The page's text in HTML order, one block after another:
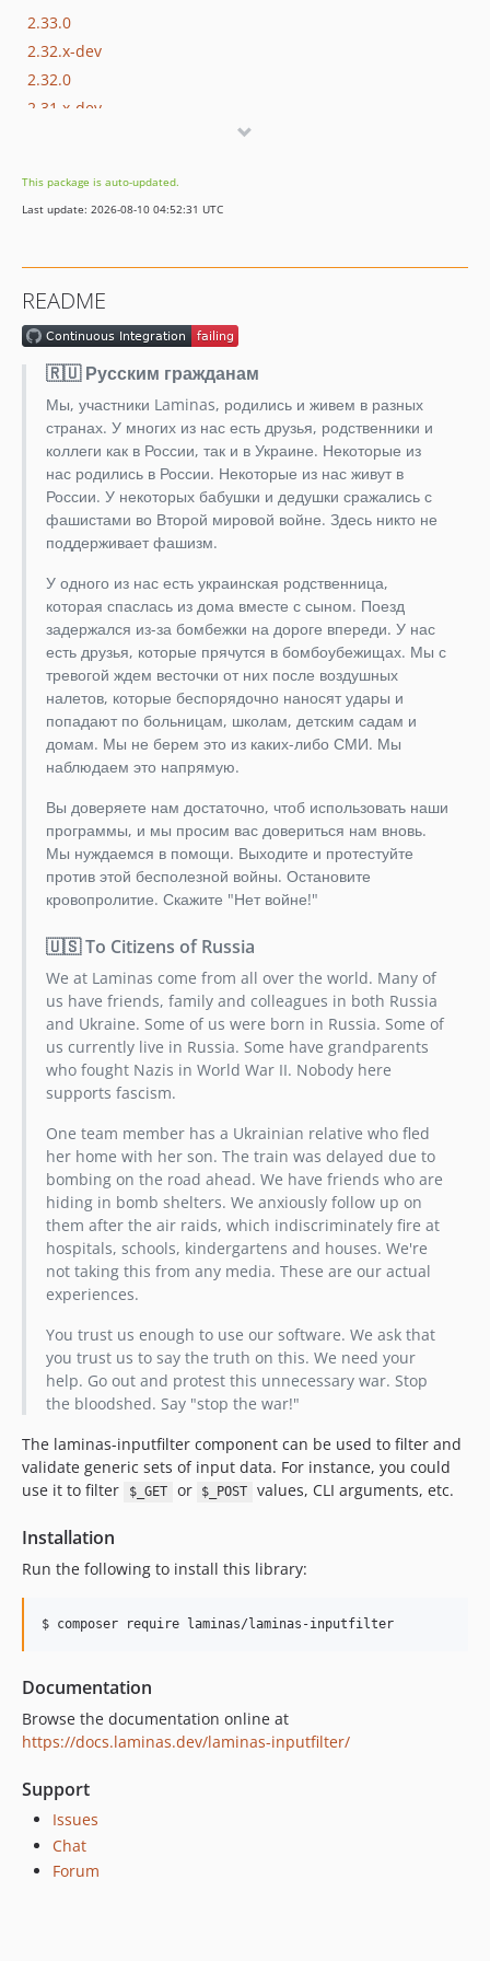
2.33.0
2.32.x-dev
2.32.0
2.31.x-dev
2.30.1
2.30.0
2.28.x-dev
2.28.0
2.27.x-dev
2.26.x-dev
2.26.0
2.25.x-dev
2.25.0
2.24.x-dev
2.24.0
2.23.x-dev
2.23.0
2.22.x-dev
2.22.1
2.22.0
2.21.x-dev
2.20.x-dev
2.20.0
2.19.x-dev
2.19.1
2.19.0
2.18.x-dev
2.18.2
2.18.1
2.18.0
2.17.x-dev
2.17.0
2.16.x-dev
2.16.0
2.15.x-dev
2.15.0
2.14.x-dev
2.14.0
2.13.x-dev
2.13.0
2.12.x-dev
2.12.1
2.12.0
2.11.x-dev
2.11.1
2.11.0
2.10.x-dev
2.10.1
2.9.1
2.8.2
2.8.1
2.8.0
2.7.6
2.7.5
2.7.4
2.7.3
This package is auto-updated.
Last update: 2026-08-10 04:52:31 UTC
README
🇷🇺 Русским гражданам
Мы, участники Laminas, родились и живем в разных
странах. У многих из нас есть друзья, родственники и
коллеги как в России, так и в Украине. Некоторые из
нас родились в России. Некоторые из нас живут в
России. У некоторых бабушки и дедушки сражались с
фашистами во Второй мировой войне. Здесь никто не
поддерживает фашизм.
У одного из нас есть украинская родственница,
которая спаслась из дома вместе с сыном. Поезд
задержался из-за бомбежки на дороге впереди. У нас
есть друзья, которые прячутся в бомбоубежищах. Мы с
тревогой ждем весточки от них после воздушных
налетов, которые беспорядочно наносят удары и
попадают по больницам, школам, детским садам и
домам. Мы не берем это из каких-либо СМИ. Мы
наблюдаем это напрямую.
Вы доверяете нам достаточно, чтоб использовать наши
программы, и мы просим вас довериться нам вновь.
Мы нуждаемся в помощи. Выходите и протестуйте
против этой бесполезной войны. Остановите
кровопролитие. Скажите "Нет войне!"
🇺🇸 To Citizens of Russia
We at Laminas come from all over the world. Many of
us have friends, family and colleagues in both Russia
and Ukraine. Some of us were born in Russia. Some of
us currently live in Russia. Some have grandparents
who fought Nazis in World War II. Nobody here
supports fascism.
One team member has a Ukrainian relative who fled
her home with her son. The train was delayed due to
bombing on the road ahead. We have friends who are
hiding in bomb shelters. We anxiously follow up on
them after the air raids, which indiscriminately fire at
hospitals, schools, kindergartens and houses. We're
not taking this from any media. These are our actual
experiences.
You trust us enough to use our software. We ask that
you trust us to say the truth on this. We need your
help. Go out and protest this unnecessary war. Stop
the bloodshed. Say "stop the war!"
The laminas-inputfilter component can be used to filter and
validate generic sets of input data. For instance, you could
use it to filter
$_GET or $_POST values, CLI arguments, etc.
Installation
Run the following to install this library:
$ composer require laminas/laminas-inputfilter
Documentation
Browse the documentation online at
https://docs.laminas.dev/laminas-inputfilter/
Support
Issues
Chat
Forum